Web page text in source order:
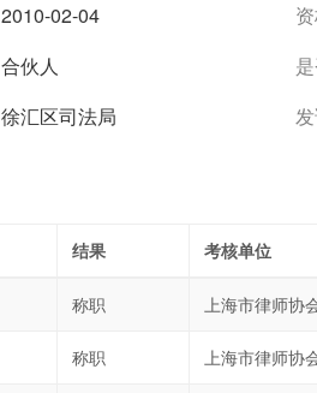
2010-02-04
合伙人
徐汇区司法局
结果 考核单位
称职 上海市律师协
称职 上海市律师协